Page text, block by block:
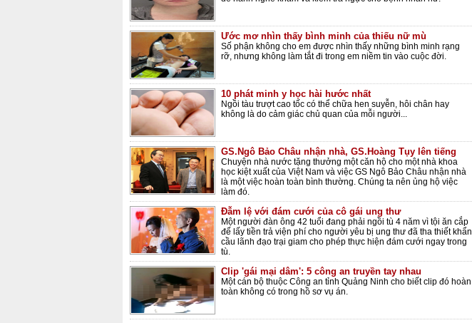
Ước mơ nhìn thấy bình minh của thiếu nữ mù
Số phận không cho em được nhìn thấy những bình minh rạng
rỡ, nhưng không làm tắt đi trong em niềm tin vào cuộc đời.
10 phát minh y học hài hước nhất
Ngồi tàu trượt cao tốc có thể chữa hen suyễn, hôi chân hay
không là do cảm giác chủ quan của mỗi người...
GS.Ngô Bảo Châu nhận nhà, GS.Hoàng Tụy lên tiếng
Chuyện nhà nước tặng thưởng một căn hộ cho một nhà khoa
học kiệt xuất của Việt Nam và việc GS Ngô Bảo Châu nhận nhà
là một việc hoàn toàn bình thường. Chúng ta nên ủng hộ việc
làm đó.
Đẫm lệ với đám cưới của cô gái ung thư
Một người đàn ông 42 tuổi đang phải ngồi tù 4 năm vì tội ăn cắp
để lấy tiền trả viện phí cho người yêu bị ung thư đã tha thiết khẩn
cầu lãnh đạo trại giam cho phép thực hiện đám cưới ngay trong
tù.
Clip 'gái mại dâm': 5 công an truyền tay nhau
Một cán bộ thuộc Công an tỉnh Quảng Ninh cho biết clip đó hoàn
toàn không có trong hồ sơ vụ án.